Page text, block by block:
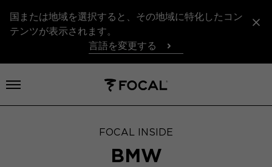
国または地域を選択すると、その地域に特化したコン
テンツが表示されます。
言語を変更する
メニューを開く
FOCAL INSIDE
BMW